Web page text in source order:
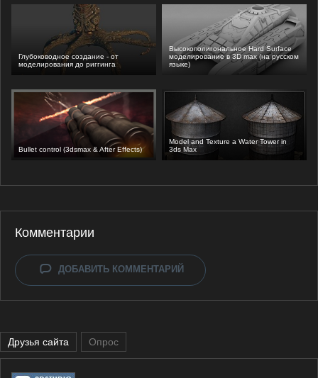
Глубоководное создание - от
моделирования до риггинга
Высокополигональное Hard Surface
моделирование в 3D max (на русском
языке)
Bullet control (3dsmax & After Effects)
Model and Texture a Water Tower in
3ds Max
Комментарии
ДОБАВИТЬ КОММЕНТАРИЙ
Друзья сайта Опрос